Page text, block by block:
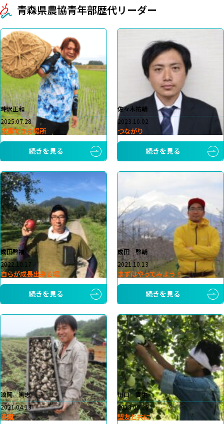
青森県農協青年部歴代リーダー
斗沢正和
2025.07.28
成長できる場所
続きを見る
佐々木祐輔
2023.10.02
つながり
続きを見る
成田啓補
2022.10.17
自らが成長出来る場
続きを見る
成田 啓輔
2021.10.13
まずはやってみよう！
続きを見る
浪岡 篤志
2021.04.13
感謝
川口 貴生
2018.09.25
盟友と共に